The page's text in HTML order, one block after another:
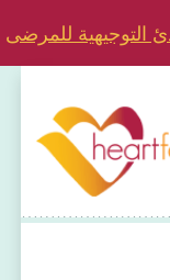
التوجيهية للمرضى